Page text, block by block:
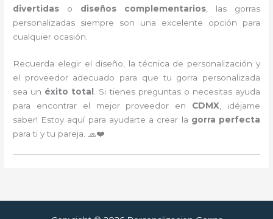
divertidas o diseños complementarios , las gorras
personalizadas siempre son una excelente opción para
cualquier ocasión.
Recuerda elegir el diseño, la técnica de personalización y
el proveedor adecuado para que tu gorra personalizada
sea un éxito total . Si tienes preguntas o necesitas ayuda
para encontrar el mejor proveedor en CDMX, ¡déjame
saber! Estoy aquí para ayudarte a crear la gorra perfecta
para ti y tu pareja. 🧢❤️